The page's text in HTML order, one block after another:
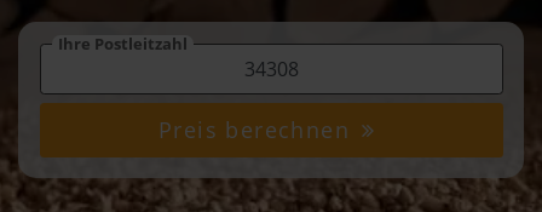
Ihre Postleitzahl
Preis berechnen